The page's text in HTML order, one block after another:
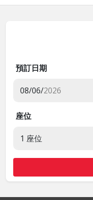
預訂日期
座位